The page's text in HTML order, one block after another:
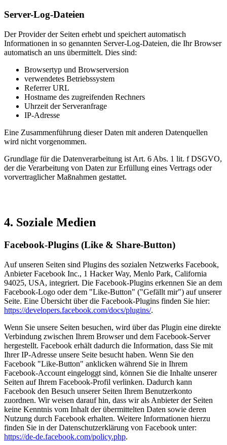
Server-Log-Dateien
Der Provider der Seiten erhebt und speichert automatisch
Informationen in so genannten Server-Log-Dateien, die Ihr Browser
automatisch an uns übermittelt. Dies sind:
Browsertyp und Browserversion
verwendetes Betriebssystem
Referrer URL
Hostname des zugreifenden Rechners
Uhrzeit der Serveranfrage
IP-Adresse
Eine Zusammenführung dieser Daten mit anderen Datenquellen
wird nicht vorgenommen.
Grundlage für die Datenverarbeitung ist Art. 6 Abs. 1 lit. f DSGVO,
der die Verarbeitung von Daten zur Erfüllung eines Vertrags oder
vorvertraglicher Maßnahmen gestattet.
4. Soziale Medien
Facebook-Plugins (Like & Share-Button)
Auf unseren Seiten sind Plugins des sozialen Netzwerks Facebook,
Anbieter Facebook Inc., 1 Hacker Way, Menlo Park, California
94025, USA, integriert. Die Facebook-Plugins erkennen Sie an dem
Facebook-Logo oder dem "Like-Button" ("Gefällt mir") auf unserer
Seite. Eine Übersicht über die Facebook-Plugins finden Sie hier:
https://developers.facebook.com/docs/plugins/.
Wenn Sie unsere Seiten besuchen, wird über das Plugin eine direkte
Verbindung zwischen Ihrem Browser und dem Facebook-Server
hergestellt. Facebook erhält dadurch die Information, dass Sie mit
Ihrer IP-Adresse unsere Seite besucht haben. Wenn Sie den
Facebook "Like-Button" anklicken während Sie in Ihrem
Facebook-Account eingeloggt sind, können Sie die Inhalte unserer
Seiten auf Ihrem Facebook-Profil verlinken. Dadurch kann
Facebook den Besuch unserer Seiten Ihrem Benutzerkonto
zuordnen. Wir weisen darauf hin, dass wir als Anbieter der Seiten
keine Kenntnis vom Inhalt der übermittelten Daten sowie deren
Nutzung durch Facebook erhalten. Weitere Informationen hierzu
finden Sie in der Datenschutzerklärung von Facebook unter:
https://de-de.facebook.com/policy.php.